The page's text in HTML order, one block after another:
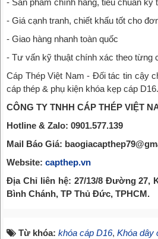
- Sản phẩm chính hãng, tiêu chuẩn kỹ
- Giá cạnh tranh, chiết khấu tốt cho
- Giao hàng nhanh toàn quốc
- Tư vấn kỹ thuật chính xác theo từng
Cáp Thép Việt Nam - Đối tác tin cậy
cáp thép & phụ kiện khóa kẹp cáp D16.
CÔNG TY TNHH CÁP THÉP VIỆT
Hotline & Zalo: 0901.577.139
Mail Báo Giá:
Website: capthep.vn
Địa Chỉ liên hệ: 27/13/8 Đường 27,
Bình Chánh, TP Thủ Đức, TPHCM.
Từ khóa: khóa cáp D16, Khóa dây